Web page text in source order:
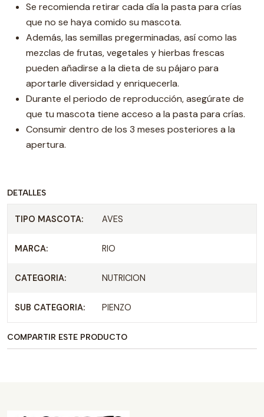
Se recomienda retirar cada día la pasta para crías
que no se haya comido su mascota.
Además, las semillas pregerminadas, así como las
mezclas de frutas, vegetales y hierbas frescas
pueden añadirse a la dieta de su pájaro para
aportarle diversidad y enriquecerla.
Durante el periodo de reproducción, asegúrate de
que tu mascota tiene acceso a la pasta para crías.
Consumir dentro de los 3 meses posteriores a la
apertura.
DETALLES
TIPO MASCOTA: AVES
MARCA: RIO
CATEGORIA: NUTRICION
SUB CATEGORIA: PIENZO
COMPARTIR ESTE PRODUCTO